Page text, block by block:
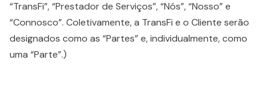
“TransFi”, “Prestador de Serviços”, “Nós”, “Nosso” e
“Connosco”. Coletivamente, a TransFi e o Cliente serão
designados como as “Partes” e, individualmente, como
uma “Parte”.)